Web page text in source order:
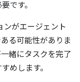
です。
ンがエージェント
る可能性がありま
緒にタスクを完了
めします。